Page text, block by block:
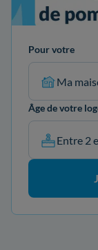
Pour votre
Ma
Âge de votre
Entre 2